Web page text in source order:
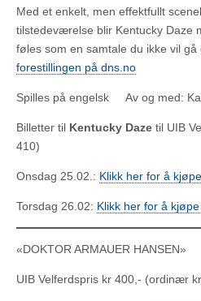
Med et enkelt, men effektfullt
tilstedeværelse blir Kentucky Daze
føles som en samtale du ikke vil gå
forestillingen på dns.no
Spilles på engelsk Av og med:
Billetter til Kentucky Daze til UIB
410)
Onsdag 25.02.: Klikk her for å
Torsdag 26.02: Klikk her for å
«DOKTOR ARMAUER HANSEN»
UIB Velferdspris kr 400,- (ordinær